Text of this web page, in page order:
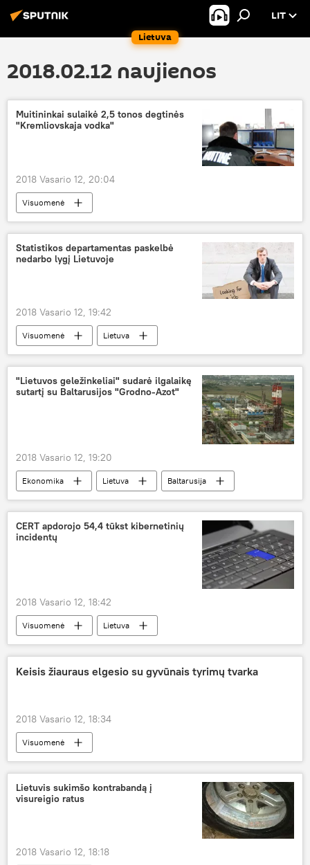
Lietuva
LIT
2018.02.12 naujienos
Muitininkai sulaikė 2,5 tonos degtinės
"Kremliovskaja vodka"
2018 Vasario 12, 20:04
Visuomenė
Kontrabanda, dokumentų klastojimas ir kiti įvykiai Lietuvos pasienyje
kontrabanda
muitininkai
Statistikos departamentas paskelbė
nedarbo lygį Lietuvoje
2018 Vasario 12, 19:42
Visuomenė
Lietuva
Statistikos departamentas
nedarbo lygis
bedarbiai
"Lietuvos geležinkeliai" sudarė ilgalaikę
sutartį su Baltarusijos "Grodno-Azot"
2018 Vasario 12, 19:20
Ekonomika Lietuva
Baltarusija
Lietuvos geležinkeliai
Grodno-Azot
ekonominis bendradarbiavimas
"Lietuvos geležinkelių" pažanga ir kasdieninė veikla
CERT apdorojo 54,4 tūkst kibernetinių
incidentų
2018 Vasario 12, 18:42
Visuomenė
Lietuva
Lietuvos nacionalinis elektroninių ryšių tinklų ir informacijos saugumo incidentų tyrimo padalinys CERT-LT
kibernetinis saugumas
kompiuteris
Keisis žiauraus elgesio su gyvūnais tyrimų tvarka
2018 Vasario 12, 18:34
Visuomenė
Valstybinė maisto ir veterinarijos tarnyba (VMVT)
policija
gyvūnai
Lietuvis sukimšo kontrabandą į
visureigio ratus
2018 Vasario 12, 18:18